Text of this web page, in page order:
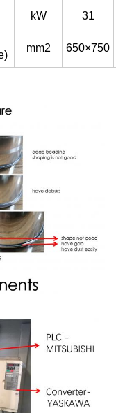
kW 31
mm2 650×750